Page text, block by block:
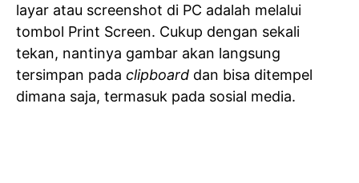
layar atau screenshot di PC adalah melalui
tombol Print Screen. Cukup dengan sekali
tekan, nantinya gambar akan langsung
tersimpan pada clipboard dan bisa ditempel
dimana saja, termasuk pada sosial media.